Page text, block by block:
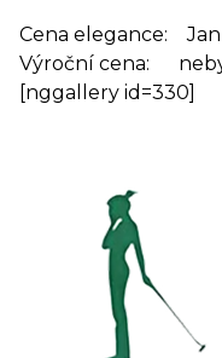
Cena elegance:
Výroční cena:
[nggallery id=330]